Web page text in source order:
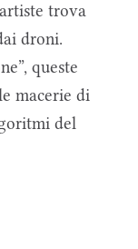
trova
droni.
queste
macerie di
del